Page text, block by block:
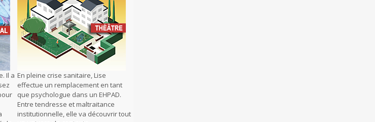
Il a En pleine crise sanitaire, Lise
effectue un remplacement en tant
que psychologue dans un EHPAD.
Entre tendresse et maltraitance
institutionnelle, elle va découvrir tout